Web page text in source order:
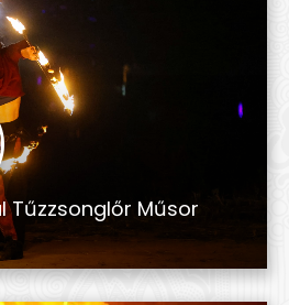
Tűzzsonglőr Műsor